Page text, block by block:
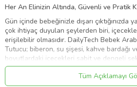
Her An Elinizin Altında, Güvenli ve Pratik
Gün içinde bebeğinizle dışarı
çok ihtiyaç duyulan şeylerden biri,
erişilebilir olmasıdır. DailyTech Bebek
Tutucu; biberon, su şişesi, kahve bardağı
boyutlardaki içecekleri sabit ve dengeli
tasarlanmıştır.
Hem ebeveynler hem de aktif yaşamı
Tüm Açıklamayı